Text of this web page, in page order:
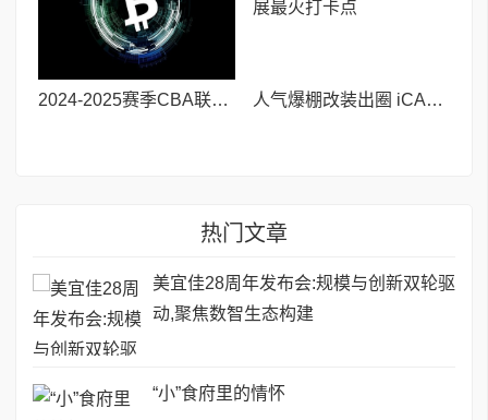
2024-2025赛季CBA联赛圆满落幕,战马以能量一路同行,助力中国篮球蓬勃发展 人气爆棚改装出圈 iCAR展台成2025上海车展最火打卡点
热门文章
美宜佳28周年发布会:规模与创新双轮驱
动,聚焦数智生态构建
“小”食府里的情怀